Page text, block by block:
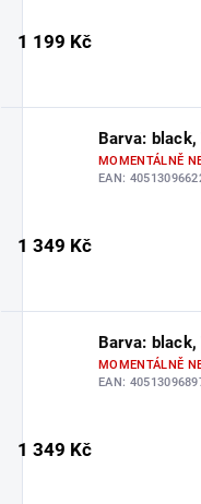
1 199 Kč
Barva:
MOMENTÁLNĚ
EAN:
1 349 Kč
Barva:
MOMENTÁLNĚ
EAN:
1 349 Kč